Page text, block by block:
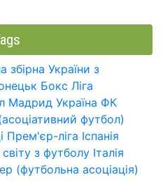
збірна України з
Бокс Ліга
Мадрид Україна ФК
футбол)
Прем'єр-ліга Іспанія
з футболу Італія
(футбольна асоціація)